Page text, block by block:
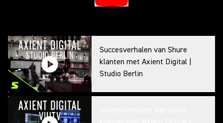
Succesverhalen van Shure
klanten met Axient Digital |
Studio Berlin